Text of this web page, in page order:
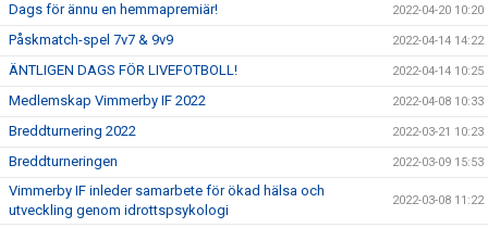
Dags för ännu en hemmapremiär! 2022-04-20 10:20
Påskmatch-spel 7v7 & 9v9 2022-04-14 14:22
ÄNTLIGEN DAGS FÖR LIVEFOTBOLL! 2022-04-14 10:25
Medlemskap Vimmerby IF 2022 2022-04-08 10:33
Breddturnering 2022 2022-03-21 10:23
Breddturneringen 2022-03-09 15:53
Vimmerby IF inleder samarbete för ökad hälsa och
utveckling genom idrottspsykologi
2022-03-08 11:22